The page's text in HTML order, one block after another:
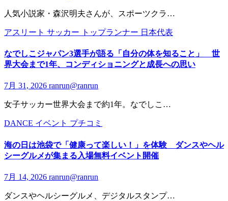
人気小説家・森沢明夫さんが、スポーツクラ…
アスリート サッカー トップランナー 日本代表
なでしこジャパン3選手が語る「自分の体を知ること」 世
界大会まで1年、コンディショニングと成長への思い
7月 31, 2026 ranrun@ranrun
女子サッカー世界大会まで約1年。なでしこ…
DANCE イベント プチコミ
海の日は池袋で「健康って楽しい！」を体験 ダンスやヘル
シーグルメが集まる入場無料イベント開催
7月 14, 2026 ranrun@ranrun
ダンスやヘルシーグルメ、デジタルスタンプ…